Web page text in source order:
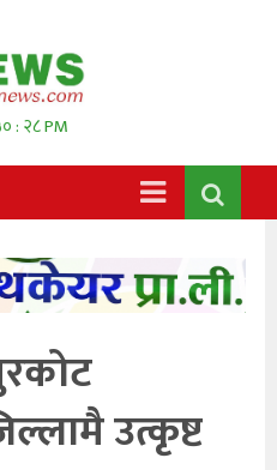
: २९ PM
उत्कृष्ट